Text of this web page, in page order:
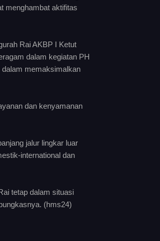
menghambat aktifitas
Rai AKBP I Ketut
dalam kegiatan PH
dalam memaksimalkan
dan kenyamanan
jalur lingkar luar
international dan
tetap dalam situasi
(hms24)